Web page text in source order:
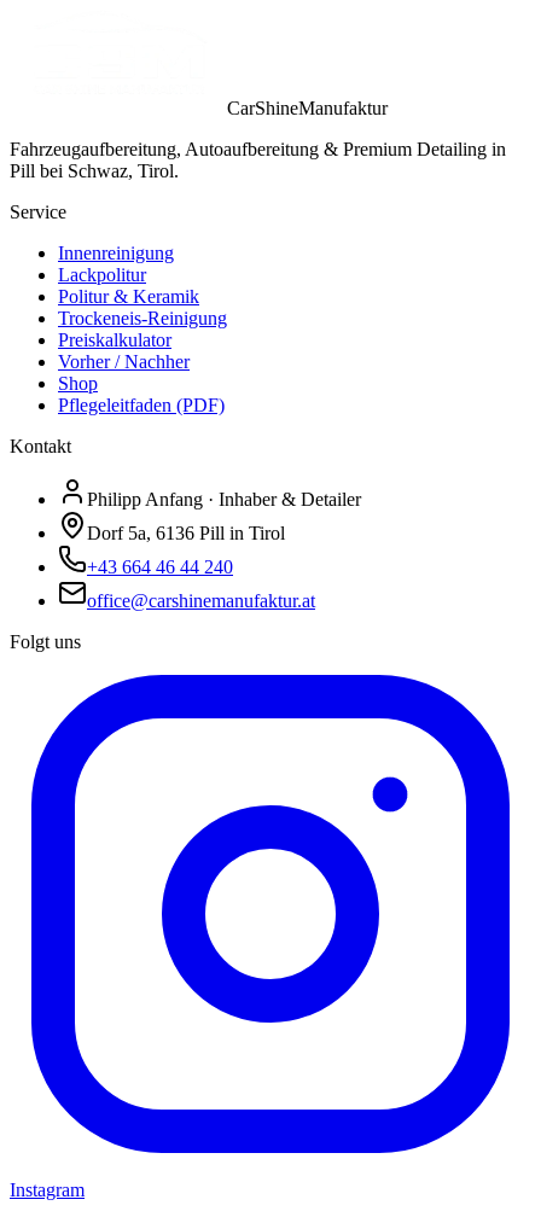
CarShineManufaktur
Fahrzeugaufbereitung, Autoaufbereitung & Premium Detailing in
Pill bei Schwaz, Tirol.
Service
Innenreinigung
Lackpolitur
Politur & Keramik
Trockeneis-Reinigung
Preiskalkulator
Vorher / Nachher
Shop
Pflegeleitfaden (PDF)
Kontakt
Philipp Anfang · Inhaber & Detailer
Dorf 5a, 6136 Pill in Tirol
+43 664 46 44 240
office@carshinemanufaktur.at
Folgt uns
Instagram